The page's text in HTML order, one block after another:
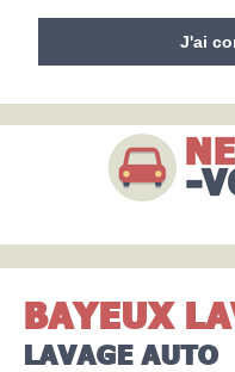
J'ai
BAYEUX
LAVAGE AUTO